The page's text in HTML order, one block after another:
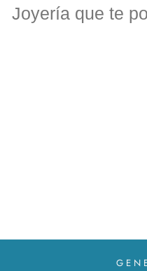
Joyería que te